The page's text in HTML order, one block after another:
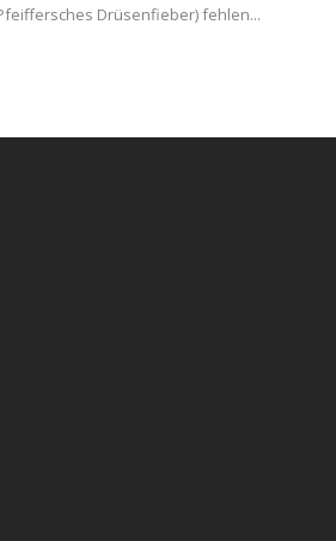
Drüsenfieber) fehlen...